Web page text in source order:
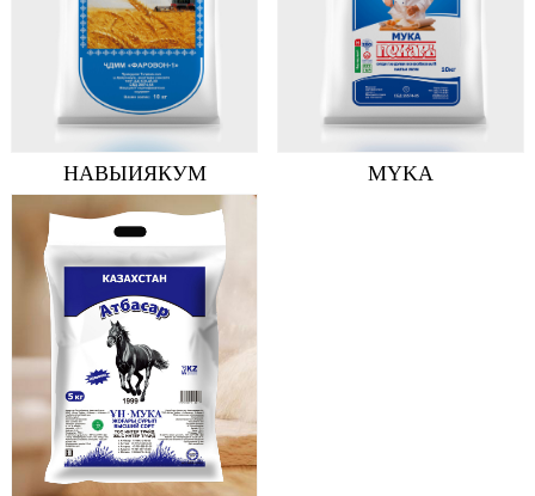
НАВЫИЯКУМ MYKA